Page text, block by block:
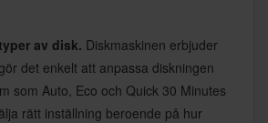
av disk. Diskmaskinen erbjuder
det enkelt att anpassa diskningen
som Auto, Eco och Quick 30 Minutes
rätt inställning beroende på hur